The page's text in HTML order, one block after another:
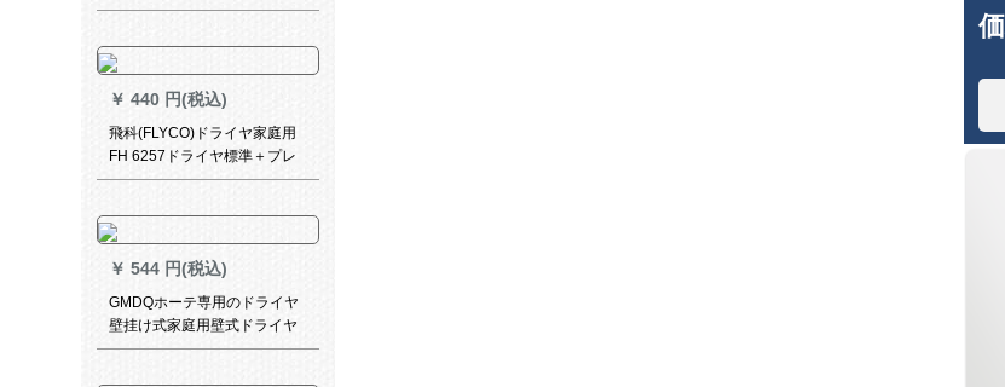
店マイナナール寒い学生寮ド
Wネルセト
￥ 440 円(税込)
飛科(FLYCO)ドライヤ家庭用
FH 6257ドライヤ標準＋プレ
ゼイン(nel 7点セト)
￥ 544 円(税込)
GMDQホーテ専用のドライヤ
壁挂け式家庭用壁式ドライヤ
ナイト専用の纯白帯コロンを